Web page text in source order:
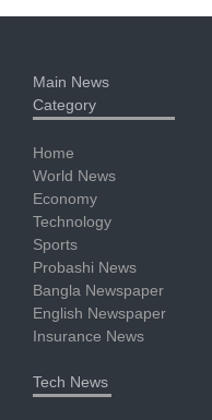
Main News
Category
Home
World News
Economy
Technology
Sports
Probashi News
Bangla Newspaper
English Newspaper
Insurance News
Tech News